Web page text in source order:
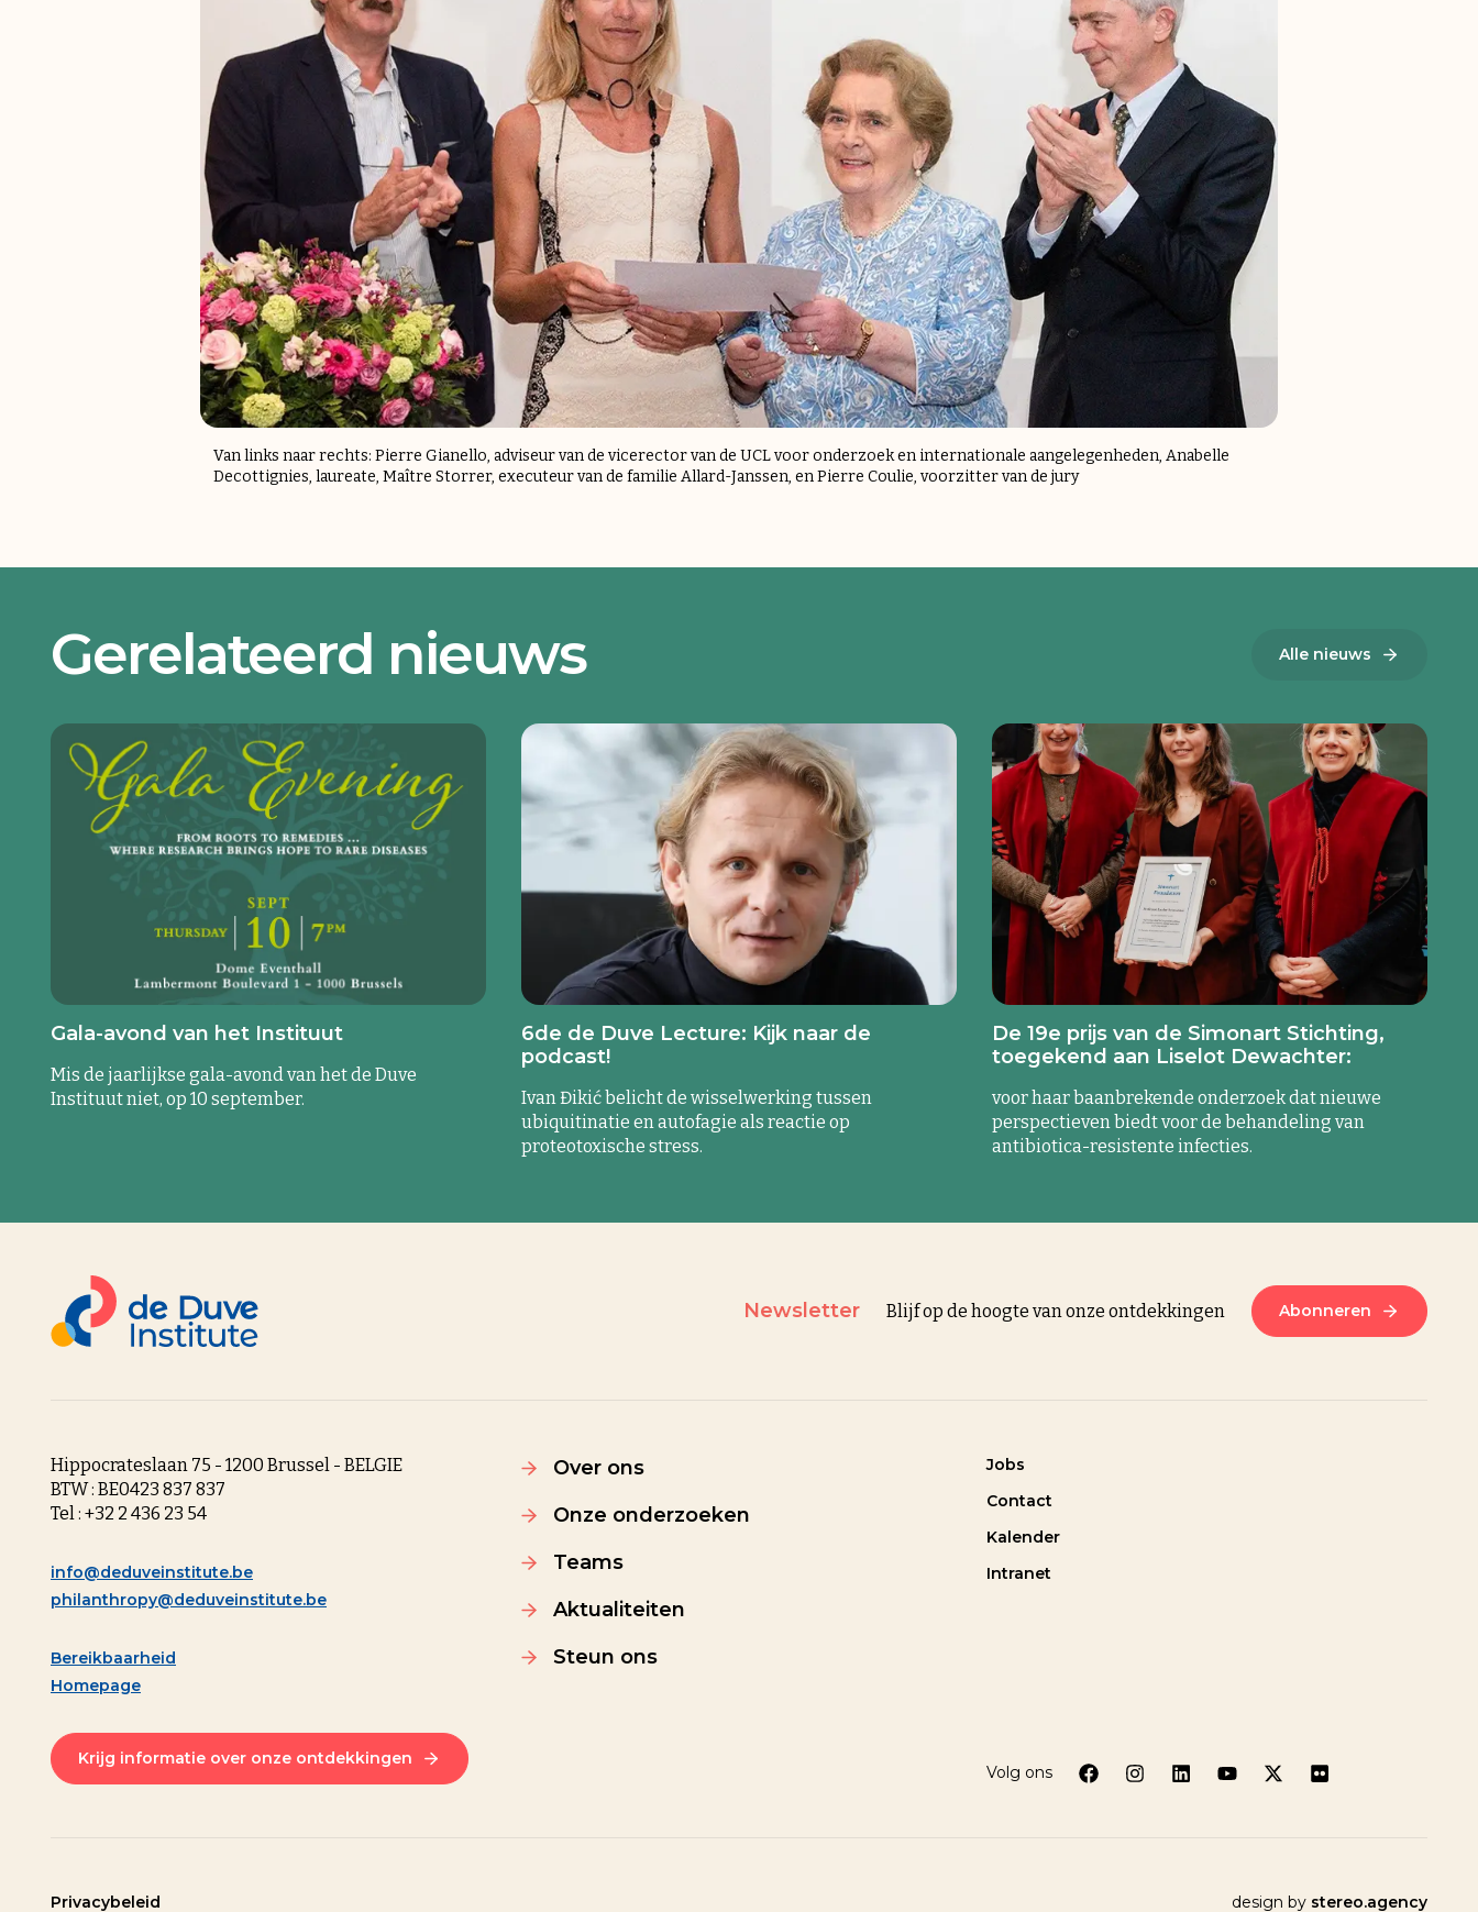
Van links naar rechts: Pierre Gianello, adviseur van de vicerector van de UCL voor onderzoek en internationale aangelegenheden, Anabelle
Decottignies, laureate, Maître Storrer, executeur van de familie Allard-Janssen, en Pierre Coulie, voorzitter van de jury
Gerelateerd nieuws Alle nieuws
Gala-avond van het Instituut
Mis de jaarlijkse gala-avond van het de Duve
Instituut niet, op 10 september.
6de de Duve Lecture: Kijk naar de
podcast!
Ivan Đikić belicht de wisselwerking tussen
ubiquitinatie en autofagie als reactie op
proteotoxische stress.
De 19e prijs van de Simonart Stichting,
toegekend aan Liselot Dewachter:
voor haar baanbrekende onderzoek dat nieuwe
perspectieven biedt voor de behandeling van
antibiotica-resistente infecties.
Newsletter Blijf op de hoogte van onze ontdekkingen Abonneren
Hippocrateslaan 75 - 1200 Brussel - BELGIE
BTW : BE0423 837 837
Tel : +32 2 436 23 54
info@deduveinstitute.be
philanthropy@deduveinstitute.be
Bereikbaarheid
Homepage
Krijg informatie over onze ontdekkingen
Over ons
Onze onderzoeken
Teams
Aktualiteiten
Steun ons
Jobs
Contact
Kalender
Intranet
Volg ons
Privacybeleid design by stereo.agency